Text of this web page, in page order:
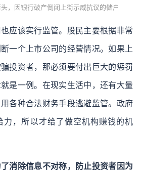
，因银行破产倒闭上街示威抗议的储户
应该实行监管。股民主要根据非常
一个上市公司的经营情况。如果上
投资者，那必须要付出巨大的惩罚
是一例。在现实生活中，还有大量
各种合法财务手段逃避监管。政府
力，所以才给了做空机构赚钱的机
消除信息不对称，防止投资者因为